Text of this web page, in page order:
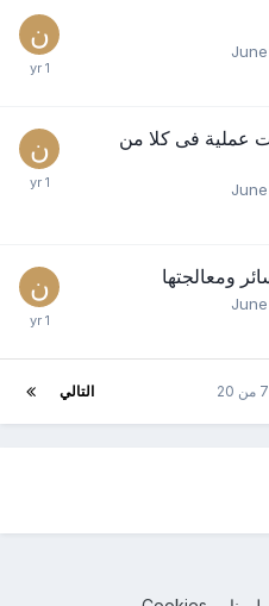
عملية فى كلا من
ومعالجتها
التالي